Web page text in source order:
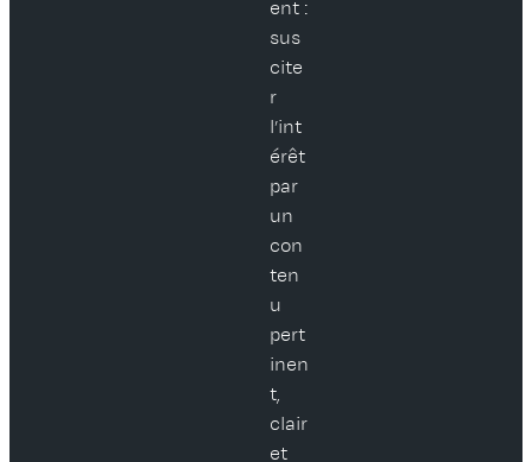
ent :
sus
cite
r
l’int
érêt
par
un
con
ten
u
pert
inen
t,
clair
et